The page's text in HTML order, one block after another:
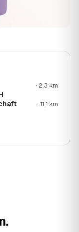
· 2,3 km
· 11,1 km